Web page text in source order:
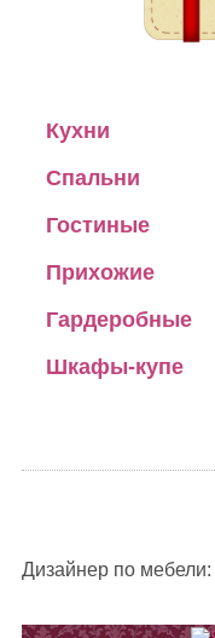
Кухни
Спальни
Гостиные
Прихожие
Гардеробные
Шкафы-купе
Дизайнер по мебели: